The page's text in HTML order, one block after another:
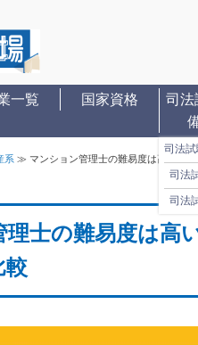
一覧 国家資格
司法
司法
司法
司法
系 ≫ マンション管理士の難易度は高い？
士の難易度は高
較